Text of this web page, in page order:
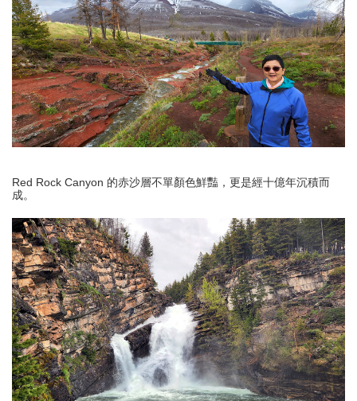
Red Rock Canyon 的赤沙層不單顏色鮮豔，更是經十億年沉積而
成。